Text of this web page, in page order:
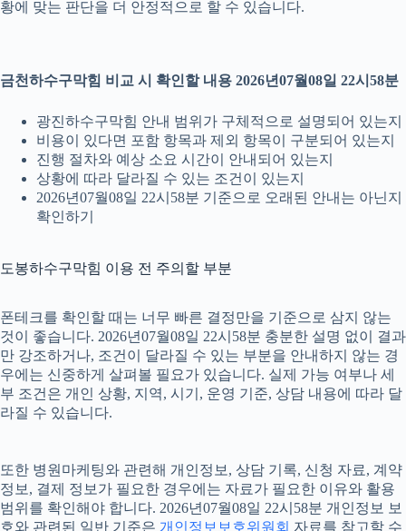
황에 맞는 판단을 더 안정적으로 할 수 있습니다.
금천하수구막힘 비교 시 확인할 내용 2026년07월08일 22시58분
광진하수구막힘 안내 범위가 구체적으로 설명되어 있는지
비용이 있다면 포함 항목과 제외 항목이 구분되어 있는지
진행 절차와 예상 소요 시간이 안내되어 있는지
상황에 따라 달라질 수 있는 조건이 있는지
2026년07월08일 22시58분 기준으로 오래된 안내는 아닌지
확인하기
도봉하수구막힘 이용 전 주의할 부분
폰테크를 확인할 때는 너무 빠른 결정만을 기준으로 삼지 않는
것이 좋습니다. 2026년07월08일 22시58분 충분한 설명 없이 결과
만 강조하거나, 조건이 달라질 수 있는 부분을 안내하지 않는 경
우에는 신중하게 살펴볼 필요가 있습니다. 실제 가능 여부나 세
부 조건은 개인 상황, 지역, 시기, 운영 기준, 상담 내용에 따라 달
라질 수 있습니다.
또한 병원마케팅와 관련해 개인정보, 상담 기록, 신청 자료, 계약
정보, 결제 정보가 필요한 경우에는 자료가 필요한 이유와 활용
범위를 확인해야 합니다. 2026년07월08일 22시58분 개인정보 보
호와 관련된 일반 기준은 개인정보보호위원회 자료를 참고할 수